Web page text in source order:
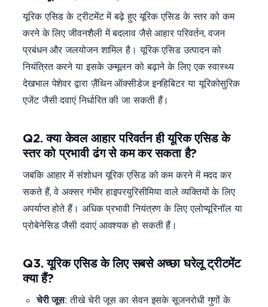
यूरिक एसिड के ट्रीटमेंट में बढ़े हुए यूरिक एसिड के स्तर को कम
करने के लिए जीवनशैली में बदलाव जैसे आहार परिवर्तन, वजन
प्रबंधन और जलयोजन शामिल है। यूरिक एसिड उत्पादन को
नियंत्रित करने या इसके उन्मूलन को बढ़ाने के लिए एक स्वास्थ्य
देखभाल पेशेवर द्वारा ज़ैंथिन ऑक्सीडेज इनहिबिटर या यूरिकोसुरिक
एजेंट जैसी दवाएं निर्धारित की जा सकती हैं।
Q2. क्या केवल आहार परिवर्तन ही यूरिक एसिड के
स्तर को प्रभावी ढंग से कम कर सकता है?
जबकि आहार में संशोधन यूरिक एसिड को कम करने में मदद कर
सकते हैं, वे अक्सर गंभीर हाइपरयुरिसीमिया वाले व्यक्तियों के लिए
अपर्याप्त होते हैं। अधिक प्रभावी नियंत्रण के लिए एलोप्यूरिनॉल या
प्रोबेनेसिड जैसी दवाएं आवश्यक हो सकती हैं।
Q3. यूरिक एसिड के लिए सबसे अच्छा घरेलू ट्रीटमेंट
क्या हैं?
चेरी जूस: तीखे चेरी जूस का सेवन इसके सूजनरोधी गुणों के